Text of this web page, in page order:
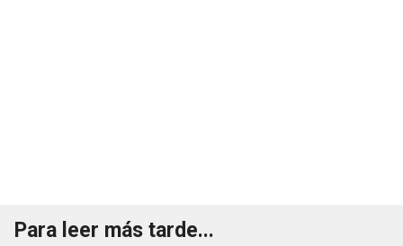
Para leer más tarde...